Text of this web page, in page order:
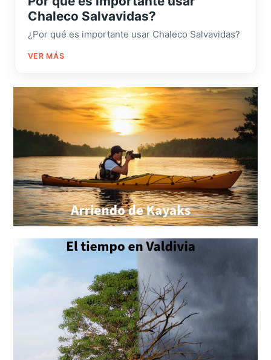
Chaleco Salvavidas?
¿Por qué es importante usar Chaleco Salvavidas?
VER MÁS